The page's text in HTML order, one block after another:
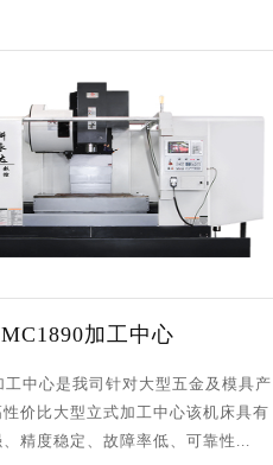
加工中心
中心是我司针对大型五金及模具产
价比大型立式加工中心该机床具有
精度稳定、故障率低、可靠性...